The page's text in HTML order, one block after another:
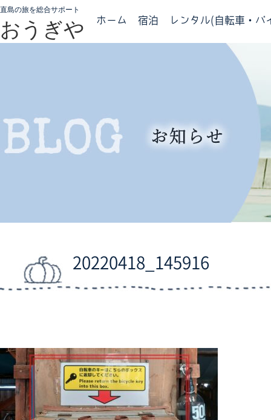
直島の旅を総合サポート
おうぎや ホーム 宿泊 レンタル(自転車・バ
20220418_145916